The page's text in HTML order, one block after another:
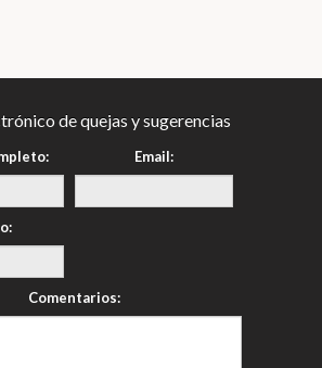
de quejas y sugerencias
Email:
Comentarios: